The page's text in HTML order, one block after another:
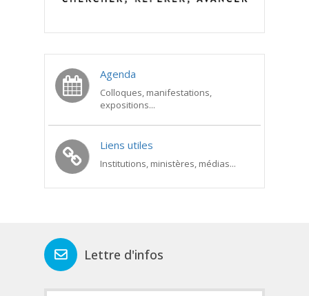
Agenda
Colloques, manifestations,
expositions...
Liens utiles
Institutions, ministères, médias...
Lettre d'infos